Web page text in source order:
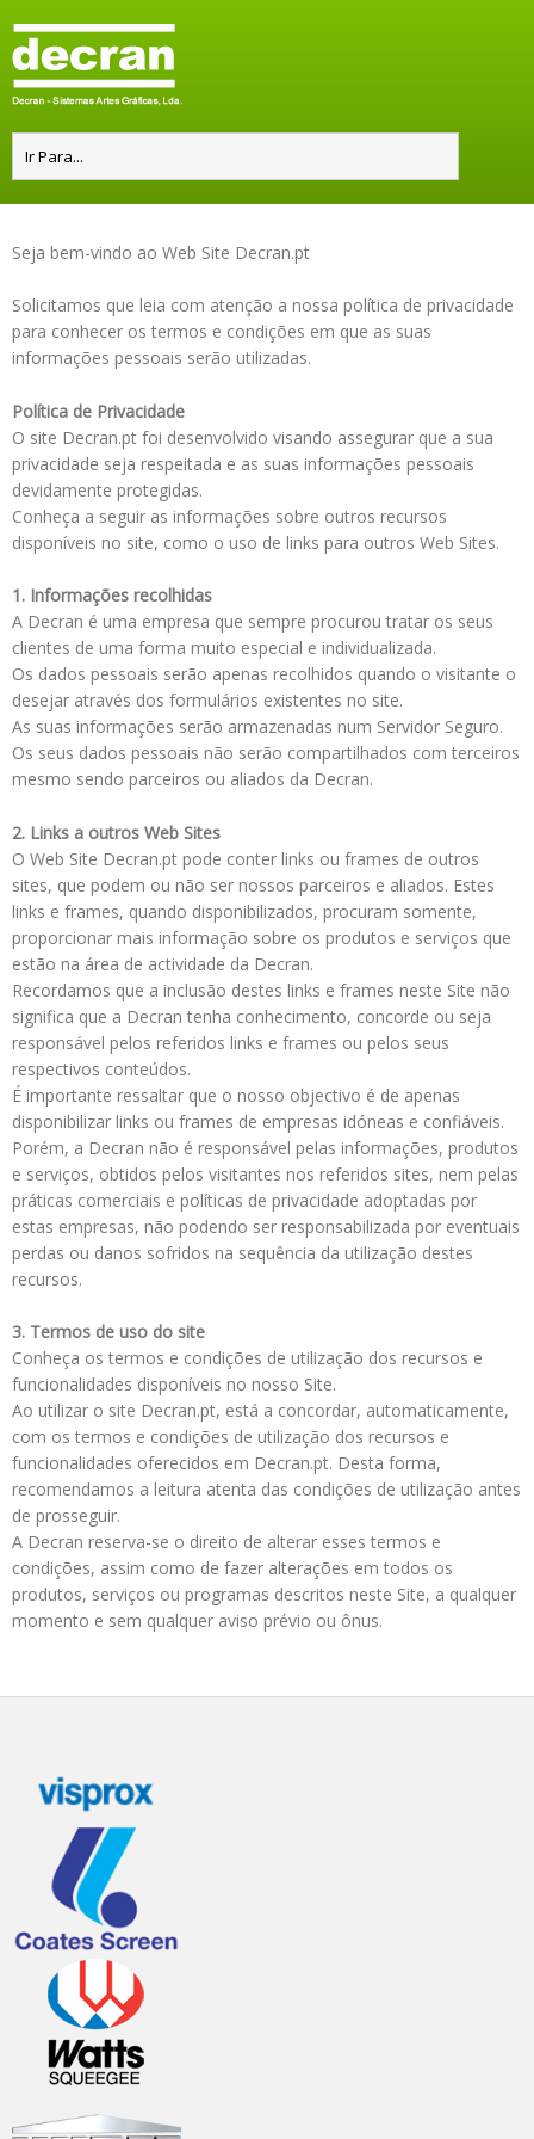
Seja bem-vindo ao Web Site Decran.pt
Solicitamos que leia com atenção a nossa política de privacidade
para conhecer os termos e condições em que as suas
informações pessoais serão utilizadas.
Política de Privacidade
O site Decran.pt foi desenvolvido visando assegurar que a sua
privacidade seja respeitada e as suas informações pessoais
devidamente protegidas.
Conheça a seguir as informações sobre outros recursos
disponíveis no site, como o uso de links para outros Web Sites.
1. Informações recolhidas
A Decran é uma empresa que sempre procurou tratar os seus
clientes de uma forma muito especial e individualizada.
Os dados pessoais serão apenas recolhidos quando o visitante o
desejar através dos formulários existentes no site.
As suas informações serão armazenadas num Servidor Seguro.
Os seus dados pessoais não serão compartilhados com terceiros
mesmo sendo parceiros ou aliados da Decran.
2. Links a outros Web Sites
O Web Site Decran.pt pode conter links ou frames de outros
sites, que podem ou não ser nossos parceiros e aliados. Estes
links e frames, quando disponibilizados, procuram somente,
proporcionar mais informação sobre os produtos e serviços que
estão na área de actividade da Decran.
Recordamos que a inclusão destes links e frames neste Site não
significa que a Decran tenha conhecimento, concorde ou seja
responsável pelos referidos links e frames ou pelos seus
respectivos conteúdos.
É importante ressaltar que o nosso objectivo é de apenas
disponibilizar links ou frames de empresas idóneas e confiáveis.
Porém, a Decran não é responsável pelas informações, produtos
e serviços, obtidos pelos visitantes nos referidos sites, nem pelas
práticas comerciais e políticas de privacidade adoptadas por
estas empresas, não podendo ser responsabilizada por eventuais
perdas ou danos sofridos na sequência da utilização destes
recursos.
3. Termos de uso do site
Conheça os termos e condições de utilização dos recursos e
funcionalidades disponíveis no nosso Site.
Ao utilizar o site Decran.pt, está a concordar, automaticamente,
com os termos e condições de utilização dos recursos e
funcionalidades oferecidos em Decran.pt. Desta forma,
recomendamos a leitura atenta das condições de utilização antes
de prosseguir.
A Decran reserva-se o direito de alterar esses termos e
condições, assim como de fazer alterações em todos os
produtos, serviços ou programas descritos neste Site, a qualquer
momento e sem qualquer aviso prévio ou ônus.